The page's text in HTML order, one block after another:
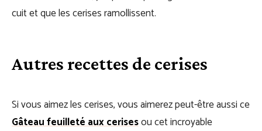
cuit et que les cerises ramollissent.
Autres recettes de cerises
Si vous aimez les cerises, vous aimerez peut-être aussi ce
Gâteau feuilleté aux cerisesou cet incroyable